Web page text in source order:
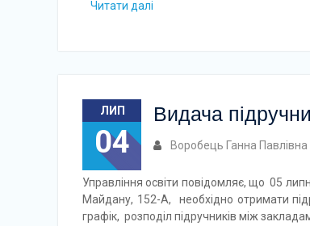
Читати далі
ЛИП
04
Видача
Воробець Ганна Павлівна
Управління освіти повідомляє, що 05
Майдану, 152-А, необхідно отримати
графік, розподіл підручників між